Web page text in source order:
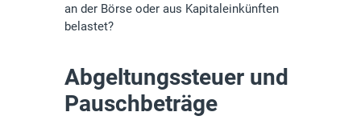
an der Börse oder aus Kapitaleinkünften
belastet?
Abgeltungssteuer und
Pauschbeträge